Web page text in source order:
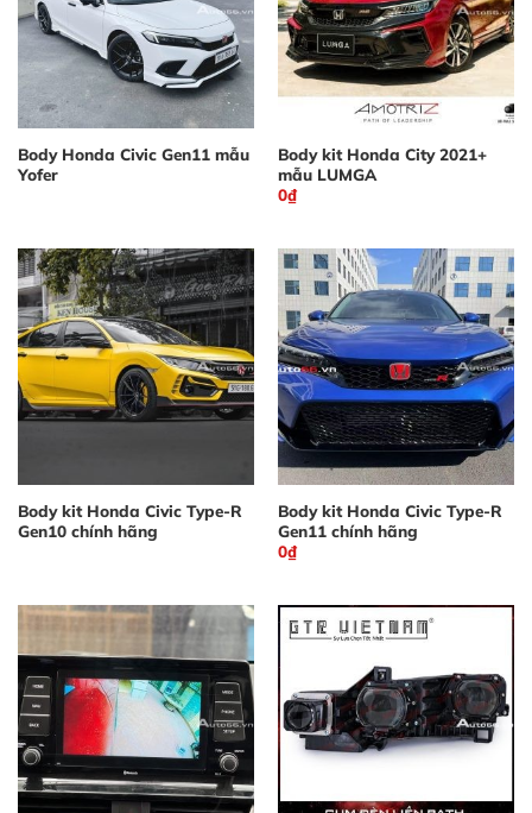
Body Honda Civic Gen11 mẫu
Yofer
Body kit Honda City 2021+
mẫu LUMGA
0₫
Body kit Honda Civic Type-R
Gen10 chính hãng
Body kit Honda Civic Type-R
Gen11 chính hãng
0₫